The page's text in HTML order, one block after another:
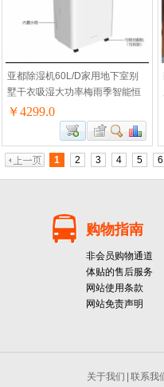
亚都除湿机60L/D家用地下室别
墅干衣吸湿大功率梅雨季智能恒
湿空气抽湿机YD-C860G 60L/天
￥4299.0
1 2 3 4 5 6
购物指南
非会员购物通道
体贴的售后服务
网站使用条款
网站免责声明
关于我们 联系我